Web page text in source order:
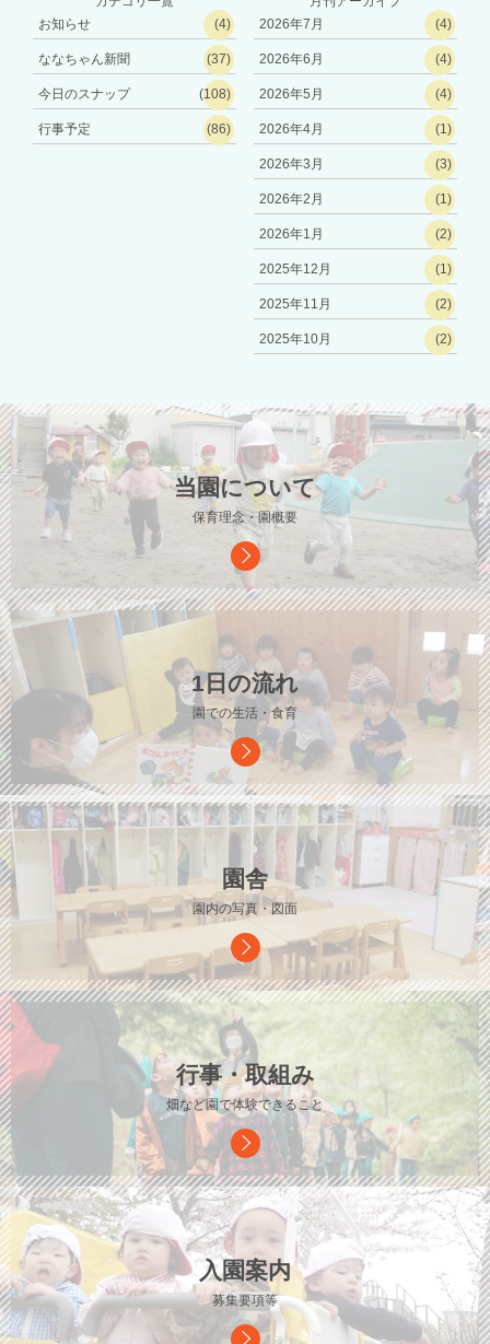
お知らせ
(4)
ななちゃん新聞 (37)
今日のスナップ (108)
行事予定 (86)
2026年7月
(4)
2026年6月 (4)
2026年5月 (4)
2026年4月 (1)
2026年3月 (3)
2026年2月 (1)
2026年1月 (2)
2025年12月 (1)
2025年11月 (2)
2025年10月 (2)
当園について
保育理念・園概要
1日の流れ
園での生活・食育
園舎
園内の写真・図面
行事・取組み
畑など園で体験できること
入園案内
募集要項等